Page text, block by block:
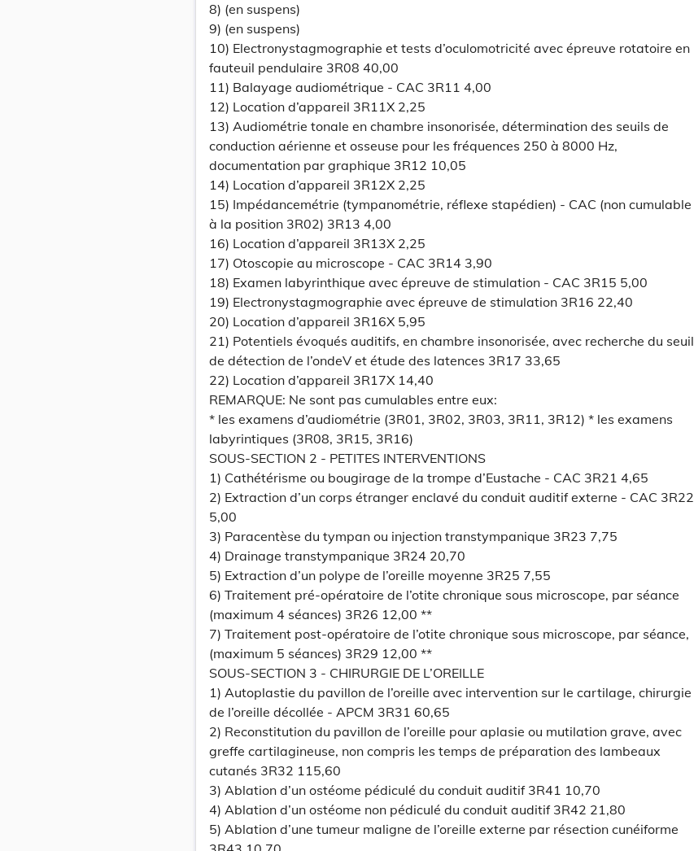
8) (en suspens)
9) (en suspens)
10) Electronystagmographie et tests d’oculomotricité avec épreuve rotatoire en
fauteuil pendulaire 3R08 40,00
11) Balayage audiométrique - CAC 3R11 4,00
12) Location d’appareil 3R11X 2,25
13) Audiométrie tonale en chambre insonorisée, détermination des seuils de
conduction aérienne et osseuse pour les fréquences 250 à 8000 Hz,
documentation par graphique 3R12 10,05
14) Location d’appareil 3R12X 2,25
15) Impédancemétrie (tympanométrie, réflexe stapédien) - CAC (non cumulable
à la position 3R02) 3R13 4,00
16) Location d’appareil 3R13X 2,25
17) Otoscopie au microscope - CAC 3R14 3,90
18) Examen labyrinthique avec épreuve de stimulation - CAC 3R15 5,00
19) Electronystagmographie avec épreuve de stimulation 3R16 22,40
20) Location d’appareil 3R16X 5,95
21) Potentiels évoqués auditifs, en chambre insonorisée, avec recherche du seuil
de détection de l’ondeV et étude des latences 3R17 33,65
22) Location d’appareil 3R17X 14,40
REMARQUE: Ne sont pas cumulables entre eux:
* les examens d’audiométrie (3R01, 3R02, 3R03, 3R11, 3R12) * les examens
labyrintiques (3R08, 3R15, 3R16)
SOUS-SECTION 2 - PETITES INTERVENTIONS
1) Cathétérisme ou bougirage de la trompe d’Eustache - CAC 3R21 4,65
2) Extraction d’un corps étranger enclavé du conduit auditif externe - CAC 3R22
5,00
3) Paracentèse du tympan ou injection transtympanique 3R23 7,75
4) Drainage transtympanique 3R24 20,70
5) Extraction d’un polype de l’oreille moyenne 3R25 7,55
6) Traitement pré-opératoire de l’otite chronique sous microscope, par séance
(maximum 4 séances) 3R26 12,00 **
7) Traitement post-opératoire de l’otite chronique sous microscope, par séance,
(maximum 5 séances) 3R29 12,00 **
SOUS-SECTION 3 - CHIRURGIE DE L’OREILLE
1) Autoplastie du pavillon de l’oreille avec intervention sur le cartilage, chirurgie
de l’oreille décollée - APCM 3R31 60,65
2) Reconstitution du pavillon de l’oreille pour aplasie ou mutilation grave, avec
greffe cartilagineuse, non compris les temps de préparation des lambeaux
cutanés 3R32 115,60
3) Ablation d’un ostéome pédiculé du conduit auditif 3R41 10,70
4) Ablation d’un ostéome non pédiculé du conduit auditif 3R42 21,80
5) Ablation d’une tumeur maligne de l’oreille externe par résection cunéiforme